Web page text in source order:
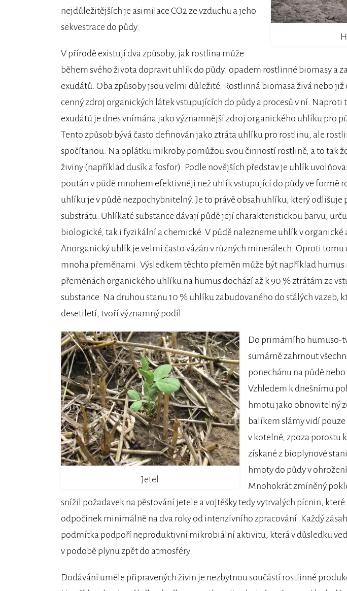
nejdůležitějších je asimilace CO2 ze vzduchu a jeho
sekvestrace do půdy.
V přírodě existují dva způsoby, jak rostlina může
během svého života dopravit uhlík do půdy: opadem rostlinné biomasy a
exudátů. Oba způsoby jsou velmi důležité. Rostlinná biomasa živá nebo
cenný zdroj organických látek vstupujících do půdy a procesů v ní.
exudátů je dnes vnímána jako významnější zdroj organického uhlíku pro
Tento způsob bývá často definován jako ztráta uhlíku pro rostlinu, ale
spočítanou. Na oplátku mikroby pomůžou svou činností rostlině, a to tak
živiny (například dusík a fosfor). Podle novějších představ je uhlík
poután v půdě mnohem efektivněji než uhlík vstupující do půdy ve formě
uhlíku je v půdě nezpochybnitelný. Je to právě obsah uhlíku, který
substrátu. Uhlíkaté substance dávají půdě její charakteristickou barvu,
biologické, tak i fyzikální a chemické. V půdě nalezneme uhlík v organické
Anorganický uhlík je velmi často vázán v různých minerálech. Oproti
mnoha přeměnami. Výsledkem těchto přeměn může být například humus
přeměnách organického uhlíku na humus dochází až k 90 % ztrátám ze
substance. Na druhou stanu 10 % uhlíku zabudovaného do stálých vazeb,
desetiletí, tvoří významný podíl.
Jetel
Do primárního humuso-
sumárně zahrnout
ponechánu na půdě
Vzhledem k dnešnímu
hmotu jako obnovitelný
balíkem slámy vidí
v kotelně, zpoza porostu
získané z bioplynové
hmoty do půdy v
Mnohokrát zmíněný
snížil požadavek na pěstování jetele a vojtěšky tedy vytrvalých pícnin,
odpočinek minimálně na dva roky od intenzívního zpracování. Každý
podmítka podpoří neproduktivní mikrobiální aktivitu, která v důsledku
v podobě plynu zpět do atmosféry.
Dodávání uměle připravených živin je nezbytnou součástí rostlinné